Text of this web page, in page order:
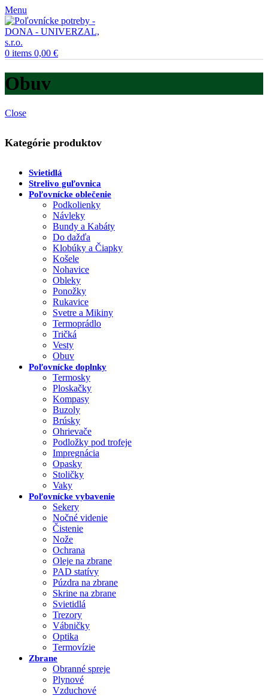
Menu
0 items 0,00 €
Obuv
Close
Kategórie produktov
Svietidlá
Strelivo guľovnica
Poľovnícke oblečenie
Podkolienky
Návleky
Bundy a Kabáty
Do dažďa
Klobúky a Čiapky
Košele
Nohavice
Obleky
Ponožky
Rukavice
Svetre a Mikiny
Termoprádlo
Tričká
Vesty
Obuv
Poľovnícke doplnky
Termosky
Ploskačky
Kompasy
Buzoly
Brúsky
Ohrievače
Podložky pod trofeje
Impregnácia
Opasky
Stoličky
Vaky
Poľovnícke vybavenie
Sekery
Nočné videnie
Čistenie
Nože
Ochrana
Oleje na zbrane
PAD statívy
Púzdra na zbrane
Skrine na zbrane
Svietidlá
Trezory
Vábničky
Optika
Termovízie
Zbrane
Obranné spreje
Plynové
Vzduchové